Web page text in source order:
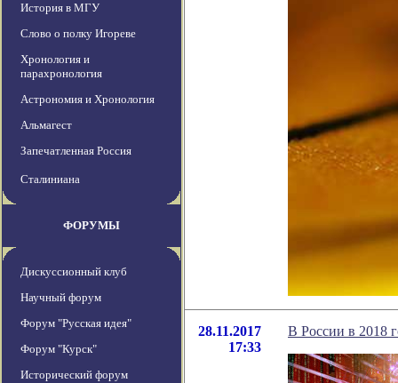
История в МГУ
Слово о полку Игореве
Хронология и
парахронология
Астрономия и Хронология
Альмагест
Запечатленная Россия
Сталиниана
ФОРУМЫ
Дискуссионный клуб
Научный форум
Форум "Русская идея"
Форум "Курск"
Исторический форум
28.11.2017
17:33
В России в 2018